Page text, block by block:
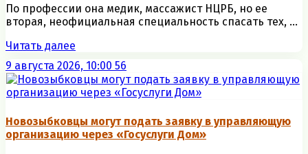
По профессии она медик, массажист НЦРБ, но ее
вторая, неофициальная специальность спасать тех, ...
Читать далее
9 августа 2026, 10:00 56
Новозыбковцы могут подать заявку в управляющую
организацию через «Госуслуги Дом»